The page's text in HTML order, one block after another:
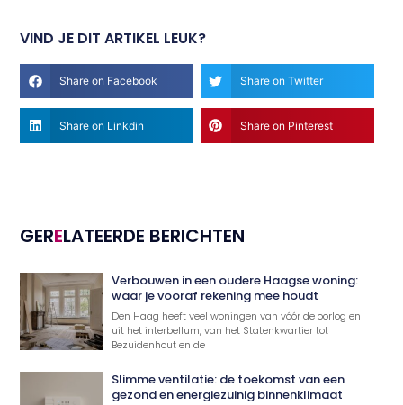
VIND JE DIT ARTIKEL LEUK?
Share on Facebook Share on Twitter
Share on Linkdin Share on Pinterest
GERELATEERDE BERICHTEN
Verbouwen in een oudere Haagse woning:
waar je vooraf rekening mee houdt
Den Haag heeft veel woningen van vóór de oorlog en
uit het interbellum, van het Statenkwartier tot
Bezuidenhout en de
Slimme ventilatie: de toekomst van een
gezond en energiezuinig binnenklimaat